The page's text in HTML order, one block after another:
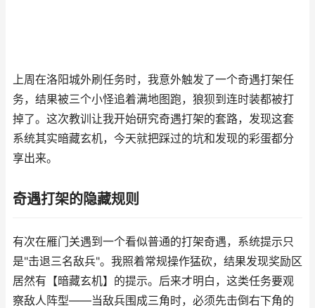
上周在洛阳城外刷任务时，我意外触发了一个奇遇打架任
务，结果被三个小怪追着满地图跑，狼狈到连时装都被打
掉了。这次教训让我开始研究奇遇打架的套路，发现这套
系统其实暗藏玄机，今天就把踩过的坑和发现的彩蛋都分
享出来。
奇遇打架的隐藏规则
有次在雁门关遇到一个看似普通的打架奇遇，系统提示只
是"击退三名敌兵"。我照着常规操作猛砍，结果发现奖励区
居然有【暗藏玄机】的提示。后来才明白，这类任务要观
察敌人阵型——当敌兵围成三角时，必须先击倒右下角的